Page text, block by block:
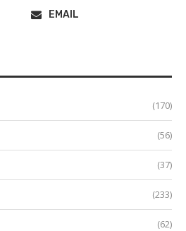
EMAIL
(170)
(56)
(37)
(233)
(62)